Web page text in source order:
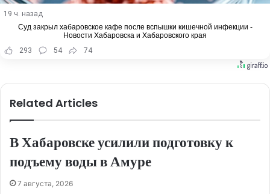
19 ч. назад
Суд закрыл хабаровское кафе после вспышки кишечной инфекции -
Новости Хабаровска и Хабаровского края
293
54 74
Related Articles
В Хабаровске усилили подготовку к
подъему воды в Амуре
7 августа, 2026